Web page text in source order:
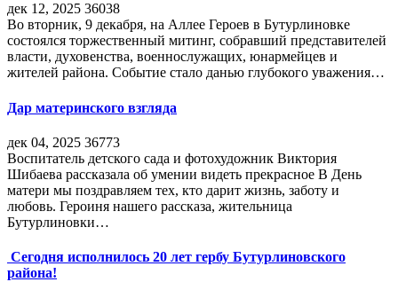
дек 12, 2025 36038
Во вторник, 9 декабря, на Аллее Героев в Бутурлиновке
состоялся торжественный митинг, собравший представителей
власти, духовенства, военнослужащих, юнармейцев и
жителей района. Событие стало данью глубокого уважения…
Дар материнского взгляда
дек 04, 2025 36773
Воспитатель детского сада и фотохудожник Виктория
Шибаева рассказала об умении видеть прекрасное В День
матери мы поздравляем тех, кто дарит жизнь, заботу и
любовь. Героиня нашего рассказа, жительница
Бутурлиновки…
Сегодня исполнилось 20 лет гербу Бутурлиновского
района!